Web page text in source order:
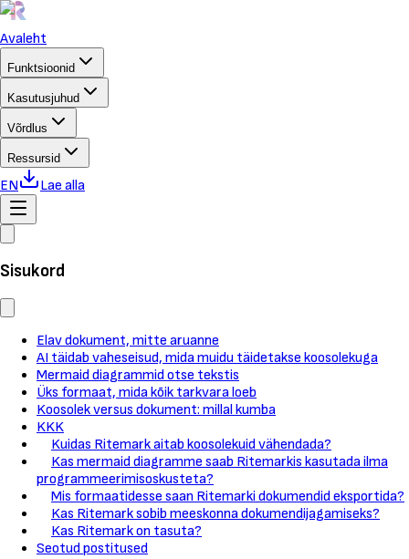
Avaleht
Funktsioonid
Kasutusjuhud
Võrdlus
Ressursid
EN Lae alla
Sisukord
Elav dokument, mitte aruanne
AI täidab vaheseisud, mida muidu täidetakse koosolekuga
Mermaid diagrammid otse tekstis
Üks formaat, mida kõik tarkvara loeb
Koosolek versus dokument: millal kumba
KKK
Kuidas Ritemark aitab koosolekuid vähendada?
Kas mermaid diagramme saab Ritemarkis kasutada ilma
programmeerimisoskusteta?
Mis formaatidesse saan Ritemarki dokumendid eksportida?
Kas Ritemark sobib meeskonna dokumendijagamiseks?
Kas Ritemark on tasuta?
Seotud postitused